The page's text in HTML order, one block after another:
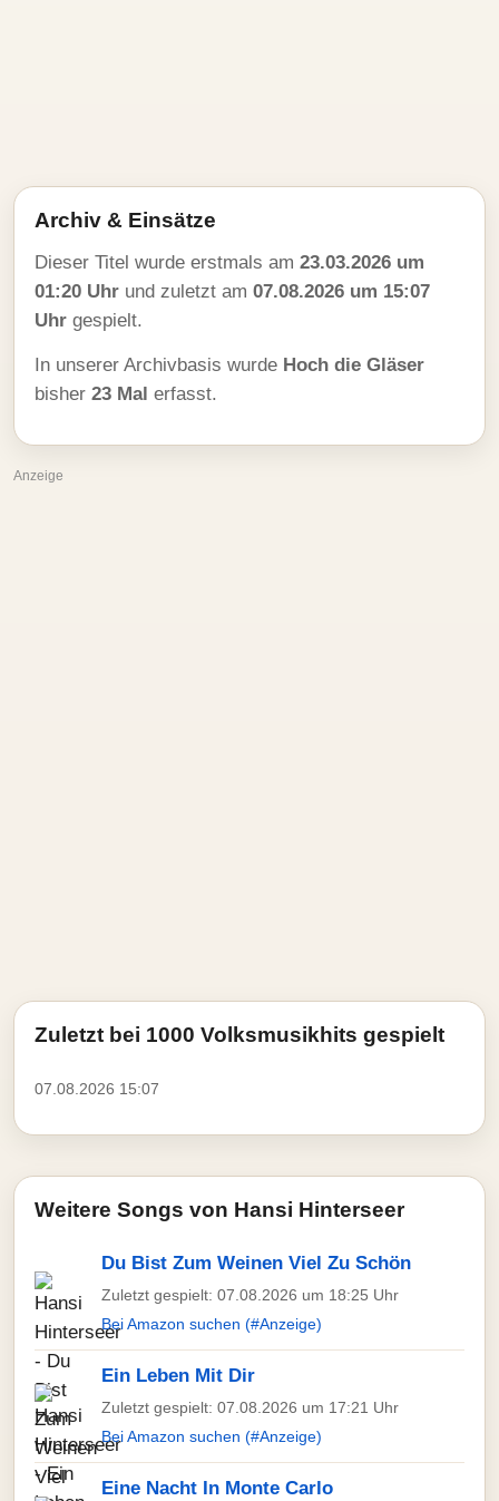
Archiv & Einsätze
Dieser Titel wurde erstmals am 23.03.2026 um
01:20 Uhr und zuletzt am 07.08.2026 um 15:07
Uhr gespielt.
In unserer Archivbasis wurde Hoch die Gläser
bisher 23 Mal erfasst.
Anzeige
Zuletzt bei 1000 Volksmusikhits gespielt
07.08.2026 15:07
Weitere Songs von Hansi Hinterseer
Du Bist Zum Weinen Viel Zu Schön
Zuletzt gespielt: 07.08.2026 um 18:25 Uhr
Bei Amazon suchen (#Anzeige)
Ein Leben Mit Dir
Zuletzt gespielt: 07.08.2026 um 17:21 Uhr
Bei Amazon suchen (#Anzeige)
Eine Nacht In Monte Carlo